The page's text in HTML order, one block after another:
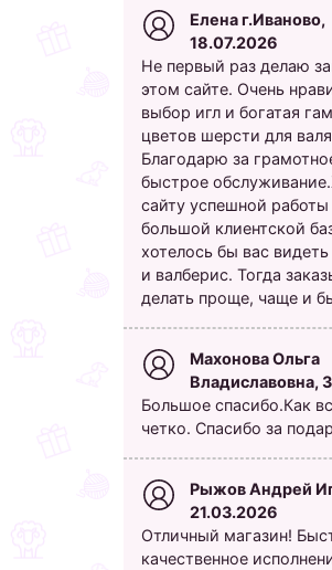
Елена г.Иваново,
18.07.2026
Не первый раз делаю
этом сайте. Очень
выбор игл и богатая
цветов шерсти для
Благодарю за
быстрое
сайту успешной работы
большой клиентской
хотелось бы вас
и валберис. Тогда
делать проще, чаще и
Махонова Ольга
Владиславовна,
Большое спасибо.Как
четко. Спасибо за
Рыжов Андрей
21.03.2026
Отличный магазин!
качественное